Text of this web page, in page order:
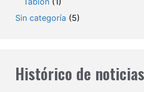
Sin categoría (5)
Histórico de noticias